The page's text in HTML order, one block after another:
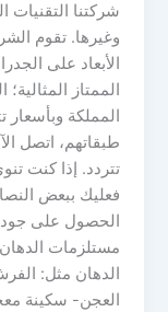
شركتنا التقنيات
الأبعاد على
الممتاز
المملكة
طبقاتهم، اتصل
تتردد. إذا كنت
فعليك ببعض
الحصول على
مستلزمات
الدهان مثل:
العجن- سكينة